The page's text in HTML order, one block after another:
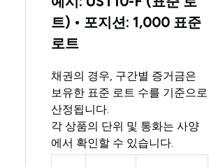
트) • 포지션: 1,000 표준
로트
채권의 경우, 구간별 증거금은
보유한 표준 로트 수를 기준으로
산정됩니다.
각 상품의 단위 및 통화는 사양
에서 확인할 수 있습니다.